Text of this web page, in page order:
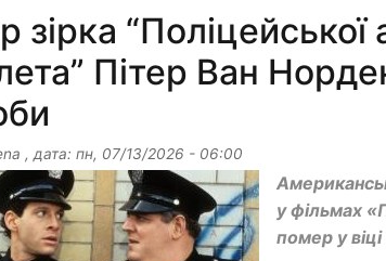
зірка “Поліцейської
Пітер Ван
, дата: пн, 07/13/2026 - 06:00
у фільмах
помер у віці